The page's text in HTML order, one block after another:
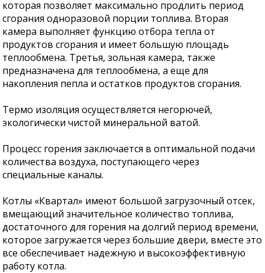
которая позволяет максимально продлить период
сгорания одноразовой порции топлива. Вторая
камера выполняет функцию отбора тепла от
продуктов сгорания и имеет большую площадь
теплообмена. Третья, зольная камера, также
предназначена для теплообмена, а еще для
накопления пепла и остатков продуктов сгорания.
Термо изоляция осуществляется негорючей,
экологически чистой минеральной ватой.
Процесс горения заключается в оптимальной подачи
количества воздуха, поступающего через
специальные каналы.
Котлы «Квартал» имеют большой загрузочный отсек,
вмещающий значительное количество топлива,
достаточного для горения на долгий период времени,
которое загружается через большие двери, вместе это
все обеспечивает надежную и высокоэффективную
работу котла.